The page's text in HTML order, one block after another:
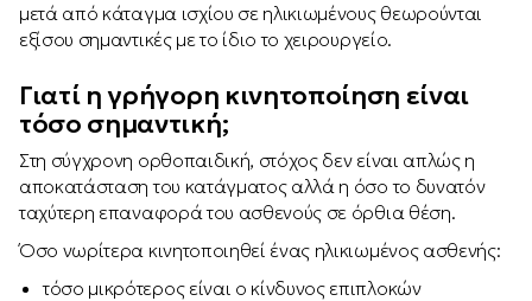
μετά από κάταγμα ισχίου σε ηλικιωμένους θεωρούνται
εξίσου σημαντικές με το ίδιο το χειρουργείο.
Γιατί η γρήγορη κινητοποίηση είναι
τόσο σημαντική;
Στη σύγχρονη ορθοπαιδική, στόχος δεν είναι απλώς η
αποκατάσταση του κατάγματος αλλά η όσο το δυνατόν
ταχύτερη επαναφορά του ασθενούς σε όρθια θέση.
Όσο νωρίτερα κινητοποιηθεί ένας ηλικιωμένος ασθενής:
τόσο μικρότερος είναι ο κίνδυνος επιπλοκών